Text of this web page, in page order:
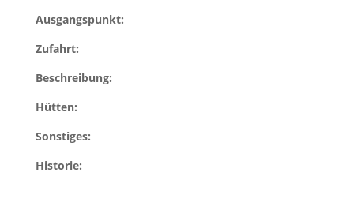
Ausgangspunkt:
Zufahrt:
Beschreibung:
Hütten:
Sonstiges:
Historie: